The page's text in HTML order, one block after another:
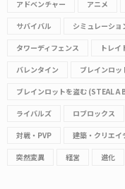
アドベンチャー アニメ
サバイバル シミュレーショ
タワーディフェンス トレイ
バレンタイン ブレインロ
ブレインロットを盗む (STEAL A
ライバルズ ロブロックス
対戦・PVP 建築・クリエイ
突然変異 経営 進化